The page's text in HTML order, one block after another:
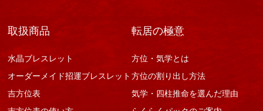
取扱商品
水晶ブレスレット
オーダーメイド招運ブレスレット
吉方位表
転居の極意
方位・気学とは
方位の割り出し方法
気学・四柱推命を選んだ理由